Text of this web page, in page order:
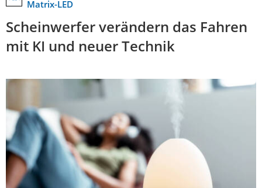
Matrix-LED
Scheinwerfer verändern das Fahren
mit KI und neuer Technik